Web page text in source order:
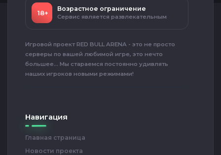
18+
Возрастное ограничение
Сервис является развлекательным
Игровой проект RED BULL ARENA - это не просто
серверы по вашей любимой игре, это нечто
большее... Мы стараемся постоянно удивлять
наших игроков новыми режимами!
Навигация
Главная страница
Новости проекта